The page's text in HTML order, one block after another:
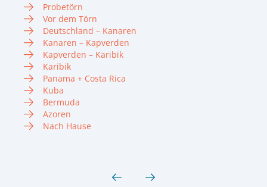
Probetörn
Vor dem Törn
Deutschland – Kanaren
Kanaren – Kapverden
Kapverden – Karibik
Karibik
Panama + Costa Rica
Kuba
Bermuda
Azoren
Nach Hause